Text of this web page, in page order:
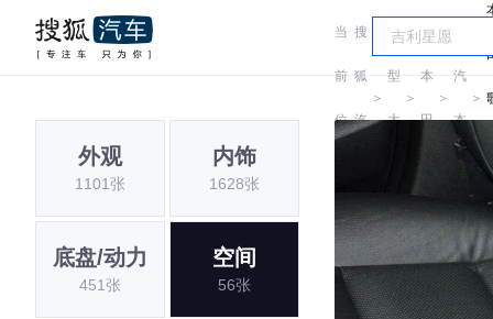
当
前
位
搜
狐
汽
＞
车
型
大
＞
本
田
＞
汽
本
＞
外观
1101张
内饰
1628张
底盘/动力
451张
空间
56张